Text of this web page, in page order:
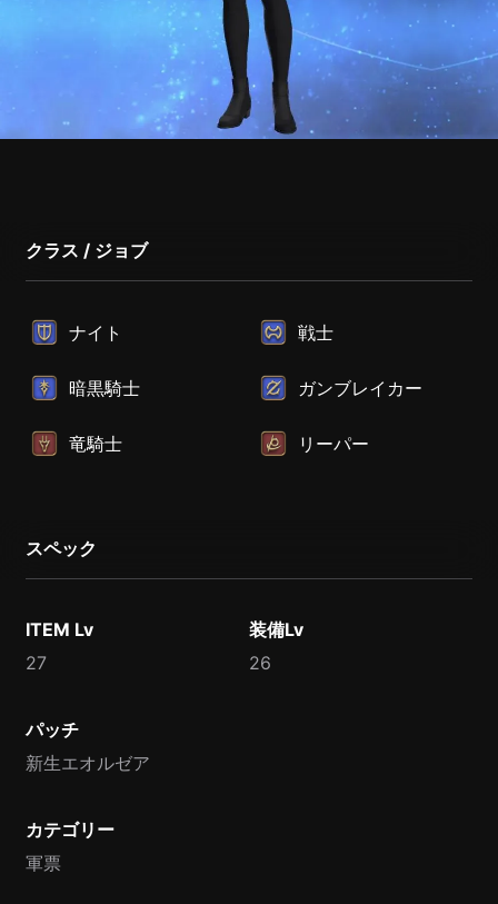
クラス / ジョブ
ナイト 戦士
暗黒騎士 ガンブレイカー
竜騎士 リーパー
スペック
ITEM Lv
27
装備Lv
26
パッチ
新生エオルゼア
カテゴリー
軍票